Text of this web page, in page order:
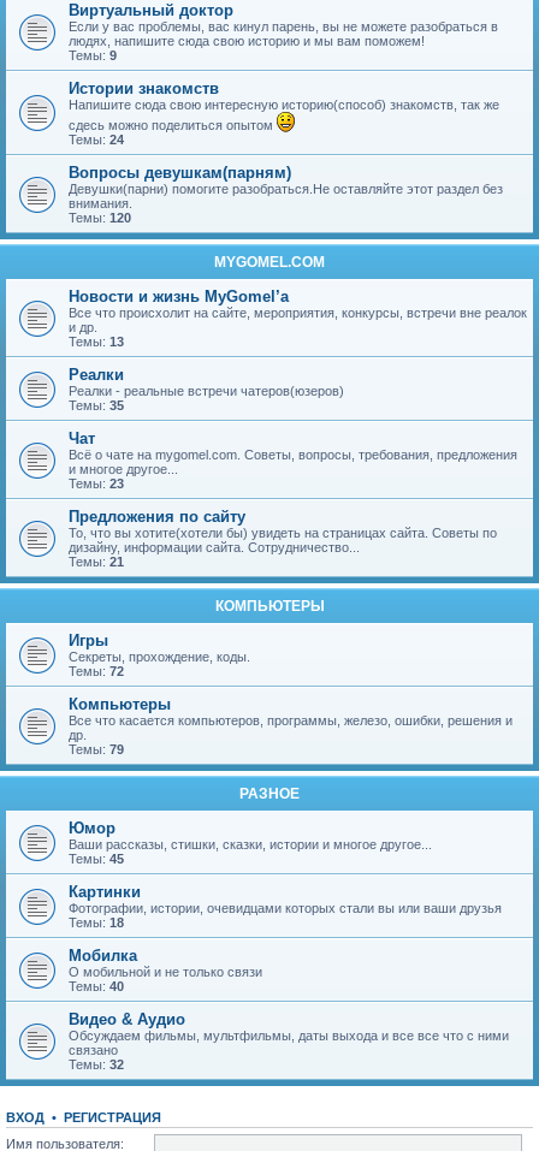
Виртуальный доктор
Если у вас проблемы, вас кинул парень, вы не можете разобраться в
людях, напишите сюда свою историю и мы вам поможем!
Темы: 9
Истории знакомств
Напишите сюда свою интересную историю(способ) знакомств, так же
сдесь можно поделиться опытом
Темы: 24
Вопросы девушкам(парням)
Девушки(парни) помогите разобраться.Не оставляйте этот раздел без
внимания.
Темы: 120
MYGOMEL.COM
Новости и жизнь MyGomel’a
Все что происхолит на сайте, мероприятия, конкурсы, встречи вне реалок
и др.
Темы: 13
Реалки
Реалки - реальные встречи чатеров(юзеров)
Темы: 35
Чат
Всё о чате на mygomel.com. Советы, вопросы, требования, предложения
и многое другое...
Темы: 23
Предложения по сайту
То, что вы хотите(хотели бы) увидеть на страницах сайта. Советы по
дизайну, информации сайта. Сотрудничество...
Темы: 21
КОМПЬЮТЕРЫ
Игры
Секреты, прохождение, коды.
Темы: 72
Компьютеры
Все что касается компьютеров, программы, железо, ошибки, решения и
др.
Темы: 79
РАЗНОЕ
Юмор
Ваши рассказы, стишки, сказки, истории и многое другое...
Темы: 45
Картинки
Фотографии, истории, очевидцами которых стали вы или ваши друзья
Темы: 18
Мобилка
О мобильной и не только связи
Темы: 40
Видео & Аудио
Обсуждаем фильмы, мультфильмы, даты выхода и все все что с ними
связано
Темы: 32
ВХОД • РЕГИСТРАЦИЯ
Имя пользователя: